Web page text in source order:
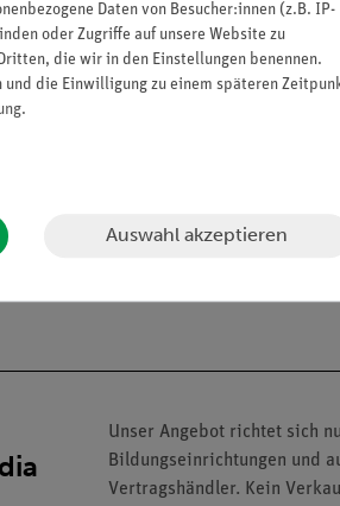
Unser Angebot richtet sich
Bildungseinrichtungen und
Vertragshändler. Kein
Daten von Besucher:innen (z.B. IP-
oder Zugriffe auf unsere Website zu
die wir in den Einstellungen benennen.
die Einwilligung zu einem späteren
.
Auswahl akzeptieren